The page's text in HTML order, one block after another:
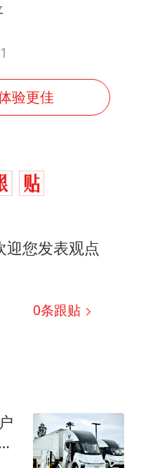
验更佳
迎您发表观点
0条跟贴